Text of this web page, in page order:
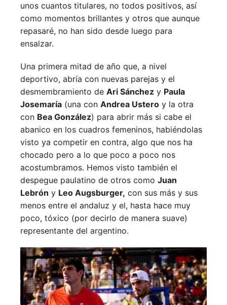
unos cuantos titulares, no todos positivos, así
como momentos brillantes y otros que aunque
repasaré, no han sido desde luego para
ensalzar.
Una primera mitad de año que, a nivel
deportivo, abría con nuevas parejas y el
desmembramiento de Ari Sánchez y Paula
Josemaría (una con Andrea Ustero y la otra
con Bea González) para abrir más si cabe el
abanico en los cuadros femeninos, habiéndolas
visto ya competir en contra, algo que nos ha
chocado pero a lo que poco a poco nos
acostumbramos. Hemos visto también el
despegue paulatino de otros como Juan
Lebrón y Leo Augsburger, con sus más y sus
menos entre el andaluz y el, hasta hace muy
poco, tóxico (por decirlo de manera suave)
representante del argentino.